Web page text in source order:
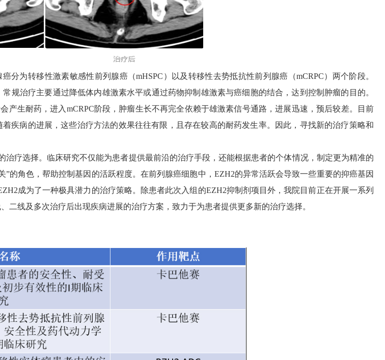
转移性激素敏感性前列腺癌（mHSPC）以及转移性去势抵抗性前列腺癌（mCRPC）两个阶段。
规治疗主要通过降低体内雄激素水平或通过药物抑制雄激素与癌细胞的结合，达到控制肿瘤的目的。
生耐药，进入mCRPC阶段，肿瘤生长不再完全依赖于雄激素信号通路，进展迅速，预后较差。目前
疾病的进展，这些治疗方法的效果往往有限，且存在较高的耐药发生率。因此，寻找新的治疗策略和
选择。临床研究不仅能为患者提供最前沿的治疗手段，还能根据患者的个体情况，制定更为精准的
的角色，帮助控制基因的活跃程度。在前列腺癌细胞中，EZH2的异常活跃会导致一些重要的抑癌基因
成为了一种极具潜力的治疗策略。除患者此次入组的EZH2抑制剂项目外，我院目前正在开展一系列
线及多次治疗后出现疾病进展的治疗方案，致力于为患者提供更多新的治疗选择。